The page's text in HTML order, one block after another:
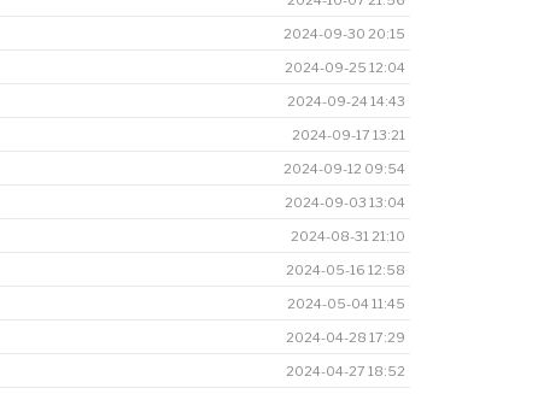
2024-09-30 20:15
2024-09-25 12:04
2024-09-24 14:43
2024-09-17 13:21
2024-09-12 09:54
2024-09-03 13:04
2024-08-31 21:10
2024-05-16 12:58
2024-05-04 11:45
2024-04-28 17:29
2024-04-27 18:52